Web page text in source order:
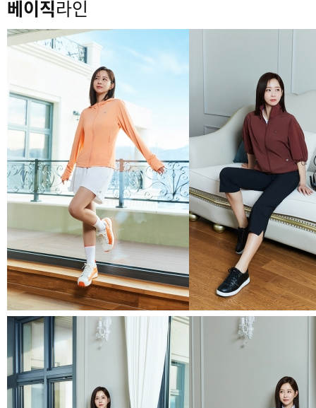
베이직라인